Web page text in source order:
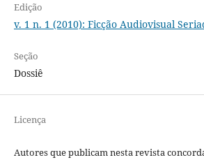
Edição
v. 1 n. 1 (2010): Ficção Audiovisual
Seção
Dossiê
Licença
Autores que publicam nesta revista